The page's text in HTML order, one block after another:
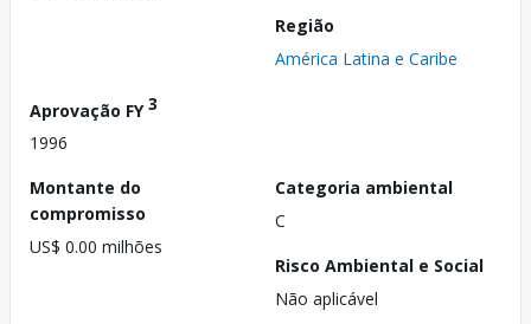
Região
América Latina e Caribe
Aprovação FY3
1996
Montante do
compromisso
US$ 0.00 milhões
Categoria ambiental
C
Risco Ambiental e Social
Não aplicável